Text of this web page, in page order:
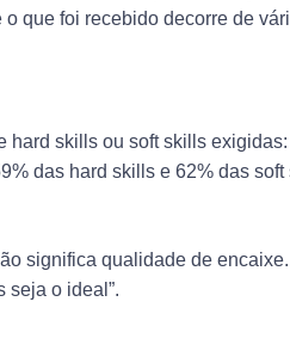
que foi recebido decorre de
hard skills ou soft skills
das hard skills e 62% das
significa qualidade de
seja o ideal”.